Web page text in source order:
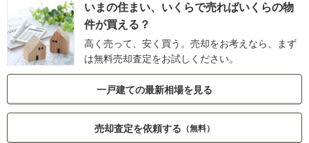
いまの住まい、いくらで売ればいくらの物
件が買える？
高く売って、安く買う。売却をお考えなら、まず
は無料売却査定をお試しください。
一戸建ての最新相場を見る
売却査定を依頼する （無料）